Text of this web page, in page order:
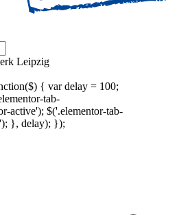
{ var delay = 100;
tab-
active'); $('.elementor-tab-
}, delay); });